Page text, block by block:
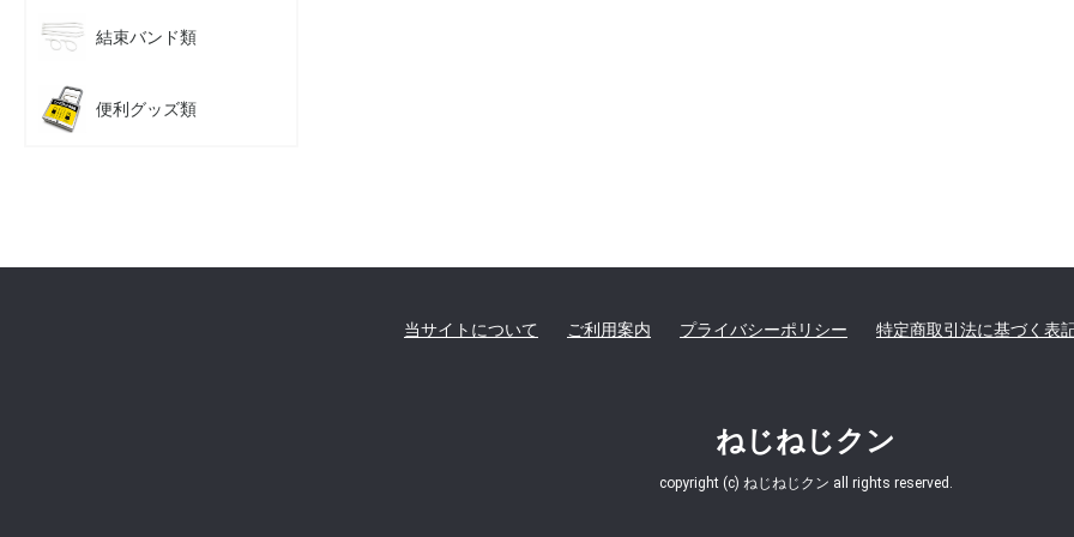
結束バンド類
便利グッズ類
当サイトについて ご利用案内 プライバシーポリシー 特定商取引法に基づく表
ねじねじクン
copyright (c) ねじねじクン all rights reserved.